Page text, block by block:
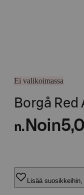
Ei valikoimassa
Borgå Red
n. Noin
Lisää